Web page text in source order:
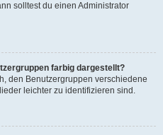
solltest du einen Administrator
farbig dargestellt?
den Benutzergruppen verschiedene
leichter zu identifizieren sind.